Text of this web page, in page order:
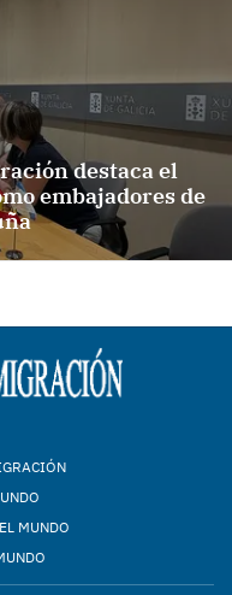
destaca el
embajadores de
MUNDO